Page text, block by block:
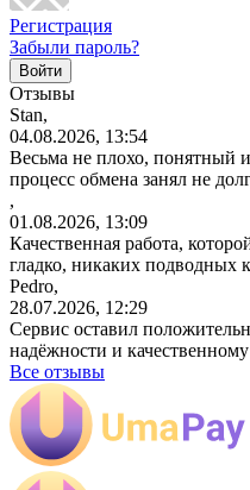
Регистрация
Забыли пароль?
Отзывы
Stan,
04.08.2026, 13:54
Весьма не плохо, понятный
процесс обмена занял не
,
01.08.2026, 13:09
Качественная работа,
гладко, никаких подводных
Pedro,
28.07.2026, 12:29
Сервис оставил
надёжности и
Все отзывы